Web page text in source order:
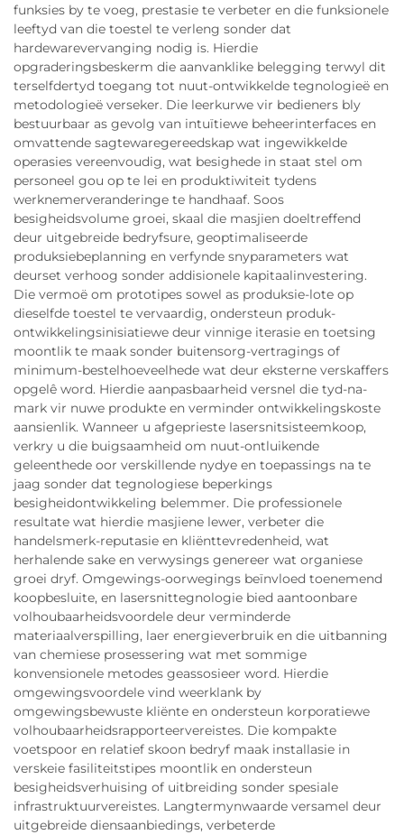
funksies by te voeg, prestasie te verbeter en die funksionele
leeftyd van die toestel te verleng sonder dat
hardewarevervanging nodig is. Hierdie
opgraderingsbeskerm die aanvanklike belegging terwyl dit
terselfdertyd toegang tot nuut-ontwikkelde tegnologieë en
metodologieë verseker. Die leerkurwe vir bedieners bly
bestuurbaar as gevolg van intuïtiewe beheerinterfaces en
omvattende sagtewaregereedskap wat ingewikkelde
operasies vereenvoudig, wat besighede in staat stel om
personeel gou op te lei en produktiwiteit tydens
werknemerveranderinge te handhaaf. Soos
besigheidsvolume groei, skaal die masjien doeltreffend
deur uitgebreide bedryfsure, geoptimaliseerde
produksiebeplanning en verfynde snyparameters wat
deurset verhoog sonder addisionele kapitaalinvestering.
Die vermoë om prototipes sowel as produksie-lote op
dieselfde toestel te vervaardig, ondersteun produk-
ontwikkelingsinisiatiewe deur vinnige iterasie en toetsing
moontlik te maak sonder buitensorg-vertragings of
minimum-bestelhoeveelhede wat deur eksterne verskaffers
opgelê word. Hierdie aanpasbaarheid versnel die tyd-na-
mark vir nuwe produkte en verminder ontwikkelingskoste
aansienlik. Wanneer u afgeprieste lasersnitsisteemkoop,
verkry u die buigsaamheid om nuut-ontluikende
geleenthede oor verskillende nydye en toepassings na te
jaag sonder dat tegnologiese beperkings
besigheidontwikkeling belemmer. Die professionele
resultate wat hierdie masjiene lewer, verbeter die
handelsmerk-reputasie en kliënttevredenheid, wat
herhalende sake en verwysings genereer wat organiese
groei dryf. Omgewings-oorwegings beïnvloed toenemend
koopbesluite, en lasersnittegnologie bied aantoonbare
volhoubaarheidsvoordele deur verminderde
materiaalverspilling, laer energieverbruik en die uitbanning
van chemiese prosessering wat met sommige
konvensionele metodes geassosieer word. Hierdie
omgewingsvoordele vind weerklank by
omgewingsbewuste kliënte en ondersteun korporatiewe
volhoubaarheidsrapporteervereistes. Die kompakte
voetspoor en relatief skoon bedryf maak installasie in
verskeie fasiliteitstipes moontlik en ondersteun
besigheidsverhuising of uitbreiding sonder spesiale
infrastruktuurvereistes. Langtermynwaarde versamel deur
uitgebreide diensaanbiedings, verbeterde